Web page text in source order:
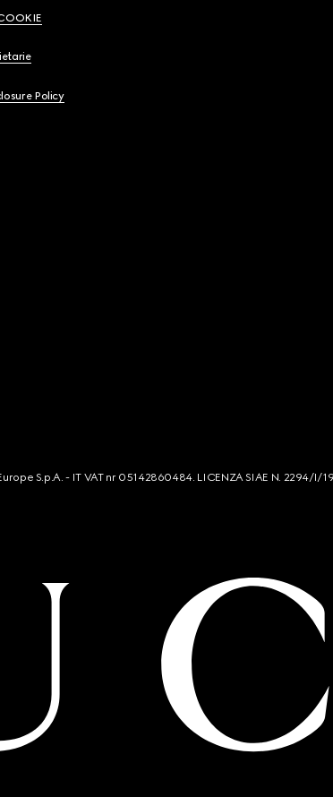
Policy
S.p.A. - IT VAT nr 05142860484. LICENZA SIAE N. 2294/I/